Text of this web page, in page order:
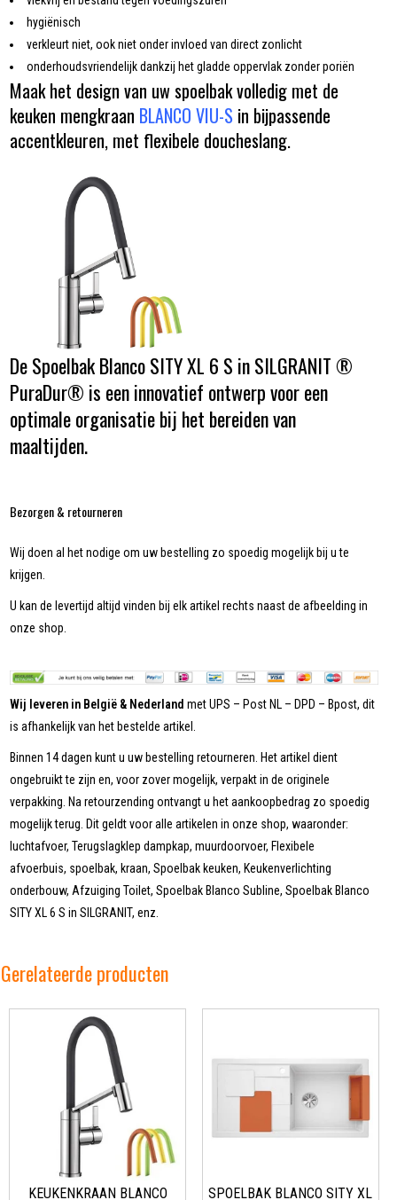
hygiënisch
verkleurt niet, ook niet onder invloed van direct zonlicht
onderhoudsvriendelijk dankzij het gladde oppervlak zonder poriën
Maak het design van uw spoelbak volledig met de
keuken mengkraan BLANCO VIU-S in bijpassende
accentkleuren, met flexibele doucheslang.
De Spoelbak Blanco SITY XL 6 S in SILGRANIT ®
PuraDur® is een innovatief ontwerp voor een
optimale organisatie bij het bereiden van
maaltijden.
Bezorgen & retourneren
Wij doen al het nodige om uw bestelling zo spoedig mogelijk bij u te
krijgen.
U kan de levertijd altijd vinden bij elk artikel rechts naast de afbeelding in
onze shop.
Wij leveren in België & Nederland met UPS – Post NL – DPD – Bpost, dit
is afhankelijk van het bestelde artikel.
Binnen 14 dagen kunt u uw bestelling retourneren. Het artikel dient
ongebruikt te zijn en, voor zover mogelijk, verpakt in de originele
verpakking. Na retourzending ontvangt u het aankoopbedrag zo spoedig
mogelijk terug. Dit geldt voor alle artikelen in onze shop, waaronder:
luchtafvoer, Terugslagklep dampkap, muurdoorvoer, Flexibele
afvoerbuis, spoelbak, kraan, Spoelbak keuken, Keukenverlichting
onderbouw, Afzuiging Toilet, Spoelbak Blanco Subline, Spoelbak Blanco
SITY XL 6 S in SILGRANIT, enz.
Gerelateerde producten
KEUKENKRAAN BLANCO
SPOELBAK BLANCO SITY XL